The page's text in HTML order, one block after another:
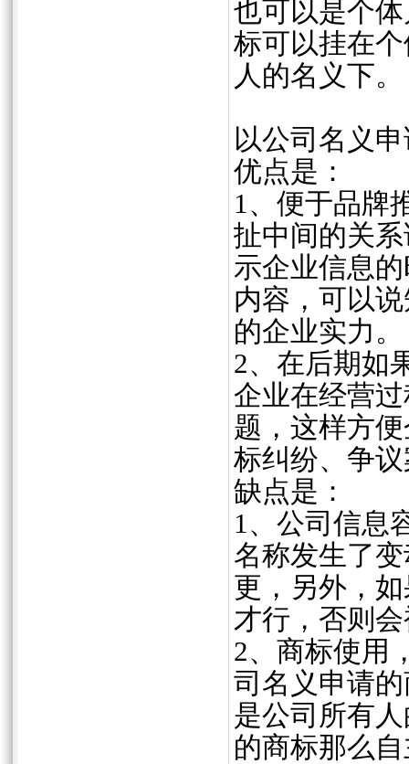
也可以是个
标可以挂在
人的名义下。
以公司名义
优点是：
1、便于品牌
扯中间的关
示企业信息
内容，可以
的企业实力。
2、在后期如
企业在经营
题，这样方
标纠纷、争
缺点是：
1、公司信息
名称发生了
更，另外，
才行，否则
2、商标使用
司名义申请
是公司所有
的商标那么